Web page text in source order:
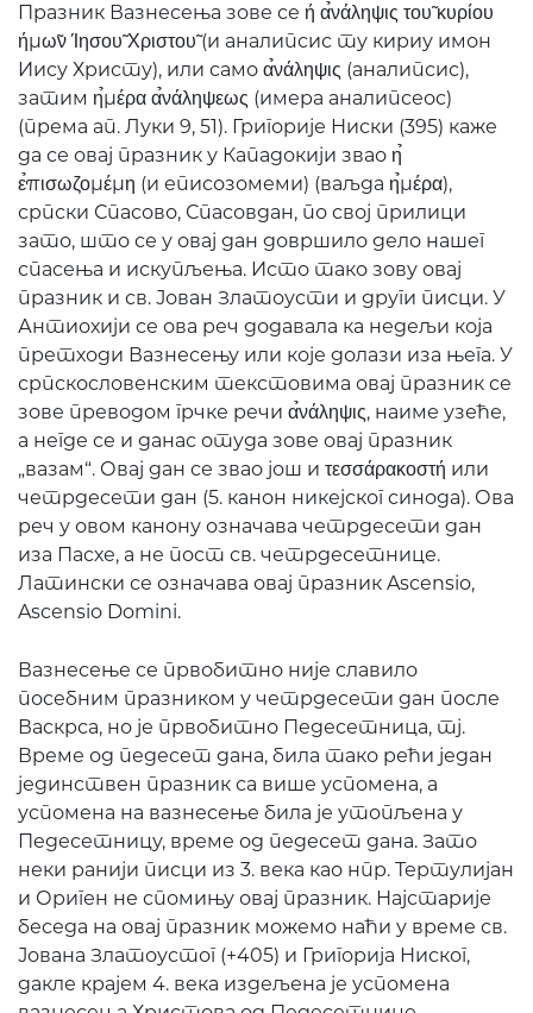
Празник Вазнесења зове се ή α̉νάληψις του̃ κυρίου
ήμω̃ν Ίησου̃ Χριστου̃ (и аналипсис ту кириу имон
Иису Христу), или само α̉νάληψις (аналипсис),
затим η̉μέρα α̉νάληψεως (имера аналипсеос)
(према ап. Луки 9, 51). Григорије Ниски (395) каже
да се овај празник у Кападокији звао η̉
ε̉πισωζομέμη (и еписозомеми) (ваљда η̉μέρα),
српски Спасово, Спасовдан, по свој прилици
зато, што се у овај дан довршило дело нашег
спасења и искупљења. Исто тако зову овај
празник и св. Јован Златоусти и други писци. У
Антиохији се ова реч додавала ка недељи која
претходи Вазнесењу или које долази иза њега. У
српскословенским текстовима овај празник се
зове преводом грчке речи α̉νάληψις, наиме узеће,
а негде се и данас отуда зове овај празник
„вазам“. Овај дан се звао још и τεσσάρακοστή или
четрдесети дан (5. канон никејског синода). Ова
реч у овом канону означава четрдесети дан
иза Пасхе, а не пост св. четрдесетнице.
Латински се означава овај празник Ascensio,
Ascensio Domini.
Вазнесење се првобитно није славило
посебним празником у четрдесети дан после
Васкрса, но је првобитно Педесетница, тј.
Време од педесет дана, била тако рећи један
јединствен празник са више успомена, а
успомена на вазнесење била је утопљена у
Педесетницу, време од педесет дана. Зато
неки ранији писци из 3. века као нпр. Тертулијан
и Ориген не спомињу овај празник. Најстарије
беседа на овај празник можемо наћи у време св.
Јована Златоустог (+405) и Григорија Ниског,
дакле крајем 4. века издељена је успомена